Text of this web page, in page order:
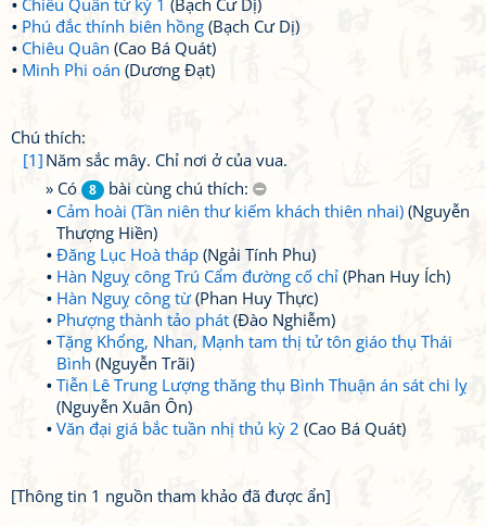
Chiêu Quân từ kỳ 1 (Bạch Cư Dị)
Phú đắc thính biên hồng (Bạch Cư Dị)
Chiêu Quân (Cao Bá Quát)
Minh Phi oán (Dương Đạt)
Chú thích:
[1] Năm sắc mây. Chỉ nơi ở của vua.
» Có
8
bài cùng chú thích:
Cảm hoài (Tần niên thư kiếm khách thiên nhai) (Nguyễn
Thượng Hiền)
Đăng Lục Hoà tháp (Ngải Tính Phu)
Hàn Nguỵ công Trú Cẩm đường cố chỉ (Phan Huy Ích)
Hàn Nguỵ công từ(Phan Huy Thực)
Phượng thành tảo phát (Đào Nghiễm)
Tặng Khổng, Nhan, Mạnh tam thị tử tôn giáo thụ Thái
Bình (Nguyễn Trãi)
Tiễn Lê Trung Lượng thăng thụ Bình Thuận án sát chi lỵ
(Nguyễn Xuân Ôn)
Văn đại giá bắc tuần nhị thủ kỳ 2 (Cao Bá Quát)
[Thông tin 1 nguồn tham khảo đã được ẩn]